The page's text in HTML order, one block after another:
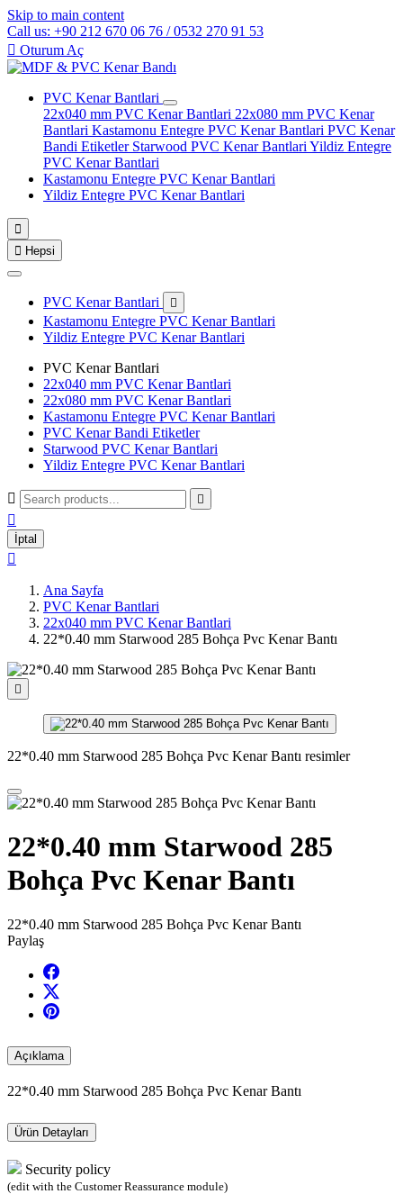
Skip to main content
Call us: +90 212 670 06 76 / 0532 270 91 53
 Oturum Aç
PVC Kenar Bantlari
22x040 mm PVC Kenar Bantlari 22x080 mm PVC Kenar
Bantlari Kastamonu Entegre PVC Kenar Bantlari PVC Kenar
Bandi Etiketler Starwood PVC Kenar Bantlari Yildiz Entegre
PVC Kenar Bantlari
Kastamonu Entegre PVC Kenar Bantlari
Yildiz Entegre PVC Kenar Bantlari

 Hepsi
PVC Kenar Bantlari 
Kastamonu Entegre PVC Kenar Bantlari
Yildiz Entegre PVC Kenar Bantlari
PVC Kenar Bantlari
22x040 mm PVC Kenar Bantlari
22x080 mm PVC Kenar Bantlari
Kastamonu Entegre PVC Kenar Bantlari
PVC Kenar Bandi Etiketler
Starwood PVC Kenar Bantlari
Yildiz Entegre PVC Kenar Bantlari
 

İptal

Ana Sayfa
PVC Kenar Bantlari
22x040 mm PVC Kenar Bantlari
22*0.40 mm Starwood 285 Bohça Pvc Kenar Bantı

22*0.40 mm Starwood 285 Bohça Pvc Kenar Bantı resimler
22*0.40 mm Starwood 285
Bohça Pvc Kenar Bantı
22*0.40 mm Starwood 285 Bohça Pvc Kenar Bantı
Paylaş
Açıklama
22*0.40 mm Starwood 285 Bohça Pvc Kenar Bantı
Ürün Detayları
Security policy
(edit with the Customer Reassurance module)